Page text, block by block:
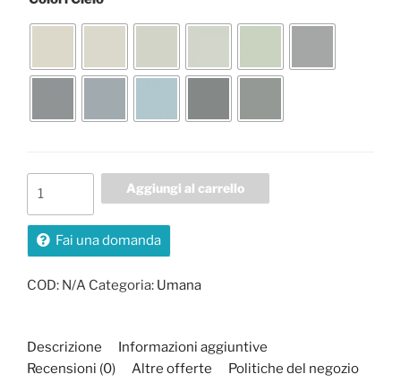
Aggiungi al carrello
Fai una domanda
COD: N/A Categoria: Umana
Descrizione
Informazioni aggiuntive
Recensioni (0)
Altre offerte
Politiche del negozio